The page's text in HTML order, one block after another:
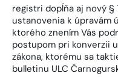
registri dopĺňa aj nový §
ustanovenia k úpravám
ktorého znením Vás
postupom pri konverzii
zákona, ktorému sa
bulletinu ULC